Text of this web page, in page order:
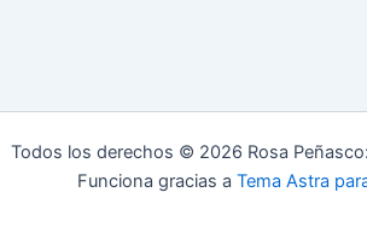
Todos los derechos © 2026 Rosa Peñasco:
Funciona gracias a Tema Astra